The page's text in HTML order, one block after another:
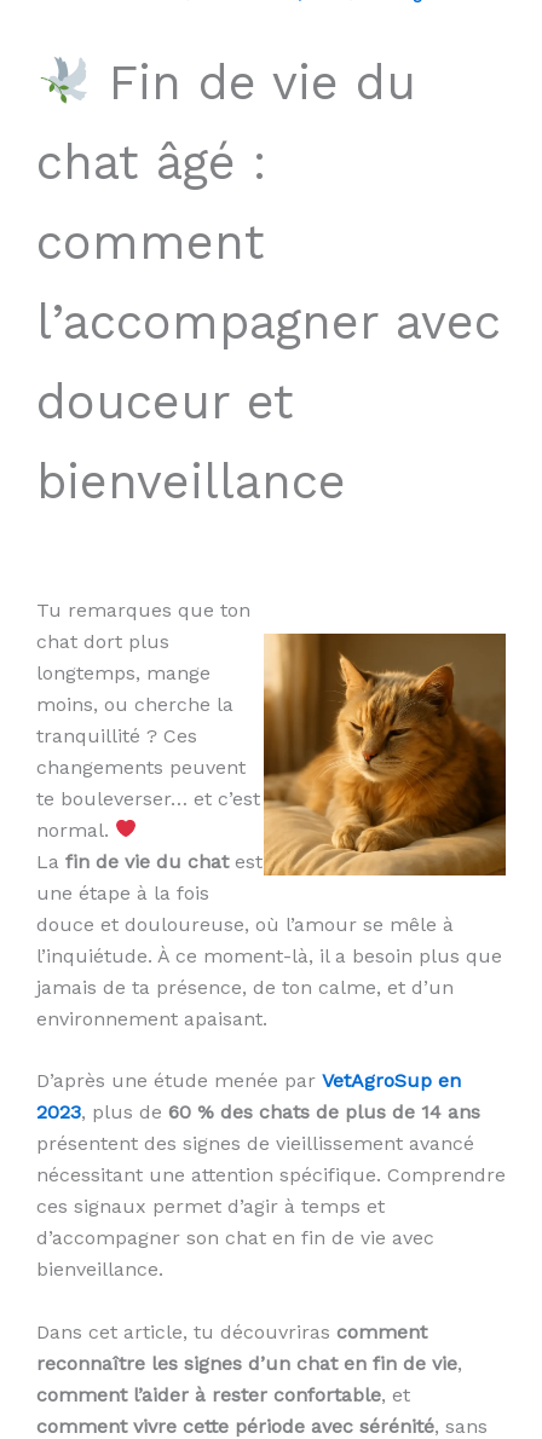
Fin de vie du
chat âgé :
comment
l’accompagner avec
douceur et
bienveillance
Tu remarques que ton
chat dort plus
longtemps, mange
moins, ou cherche la
tranquillité ? Ces
changements peuvent
te bouleverser… et c’est
normal.
La fin de vie du chatest
une étape à la fois
douce et douloureuse, où l’amour se mêle à
l’inquiétude. À ce moment-là, il a besoin plus que
jamais de ta présence, de ton calme, et d’un
environnement apaisant.
D’après une étude menée par VetAgroSup en
2023, plus de 60 % des chats de plus de 14 ans
présentent des signes de vieillissement avancé
nécessitant une attention spécifique. Comprendre
ces signaux permet d’agir à temps et
d’accompagner son chat en fin de vie avec
bienveillance.
Dans cet article, tu découvriras comment
reconnaître les signes d’un chat en fin de vie,
comment l’aider à rester confortable, et
comment vivre cette période avec sérénité, sans